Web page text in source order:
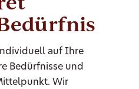
auf Ihre
Bedürfnisse und
Wir